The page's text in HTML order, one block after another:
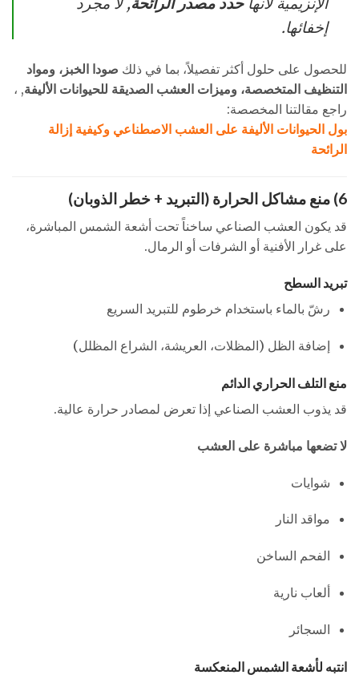
إخفائها.
للحصول على حلول أكثر تفصيلاً، بما في ذلك صودا الخبز، ومواد
التنظيف المتخصصة، وميزات العشب الصديقة للحيوانات الأليفة, ،
راجع مقالتنا المخصصة:
بول الحيوانات الأليفة على العشب الاصطناعي وكيفية إزالة
الرائحة
6) منع مشاكل الحرارة (التبريد + خطر الذوبان)
قد يكون العشب الصناعي ساخناً تحت أشعة الشمس المباشرة،
على غرار الأفنية أو الشرفات أو الرمال.
تبريد السطح
رشّ بالماء باستخدام خرطوم للتبريد السريع
إضافة الظل (المظلات، العريشة، الشراع المظلل)
منع التلف الحراري الدائم
قد يذوب العشب الصناعي إذا تعرض لمصادر حرارة عالية.
لا تضعها مباشرة على العشب
شوايات
مواقد النار
الفحم الساخن
ألعاب نارية
السجائر
انتبه لأشعة الشمس المنعكسة